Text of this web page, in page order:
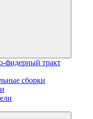
фидерный тракт
сборки